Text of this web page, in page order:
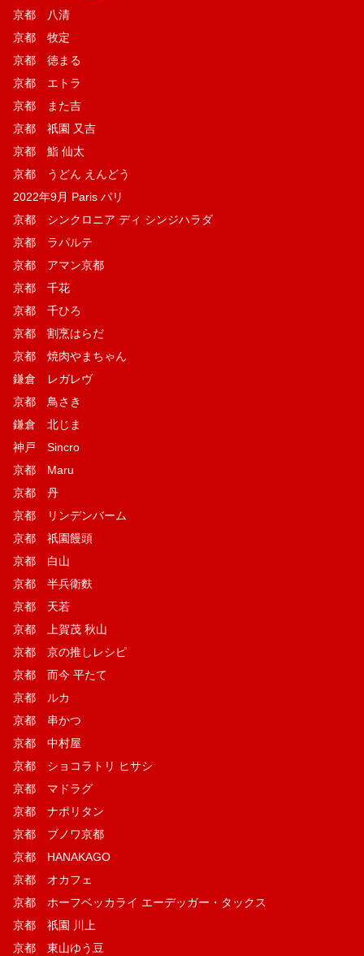
京都 八清
京都 牧定
京都 徳まる
京都 エトラ
京都 また吉
京都 祇園 又吉
京都 鮨 仙太
京都 うどん えんどう
2022年9月 Paris パリ
京都 シンクロニア ディ シンジハラダ
京都 ラパルテ
京都 アマン京都
京都 千花
京都 千ひろ
京都 割烹はらだ
京都 焼肉やまちゃん
鎌倉 レガレヴ
京都 鳥さき
鎌倉 北じま
神戸 Sincro
京都 Maru
京都 丹
京都 リンデンバーム
京都 祇園饅頭
京都 白山
京都 半兵衛麩
京都 天若
京都 上賀茂 秋山
京都 京の推しレシピ
京都 而今 平たて
京都 ルカ
京都 串かつ
京都 中村屋
京都 ショコラトリ ヒサシ
京都 マドラグ
京都 ナポリタン
京都 ブノワ京都
京都 HANAKAGO
京都 オカフェ
京都 ホーフベッカライ エーデッガー・タックス
京都 祇園 川上
京都 東山ゆう豆